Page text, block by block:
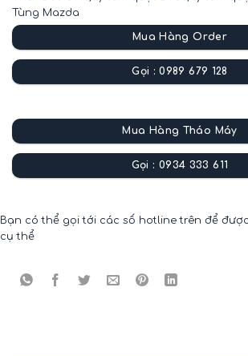
Tùng Mazda
Mua Hàng Order
Gọi : 0989 679 128
Mua Hàng Tháo Máy
Gọi : 0934 333 611
Bạn có thể gọi tới các số hotline trên để
cụ thể